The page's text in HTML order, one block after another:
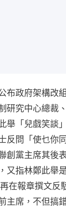
布政府架構改
研究中心總裁
舉「兒戲笑談
反問「使乜你
創黨主席其後
又指林鄭此舉
在報章撰文反
主席，不但搞